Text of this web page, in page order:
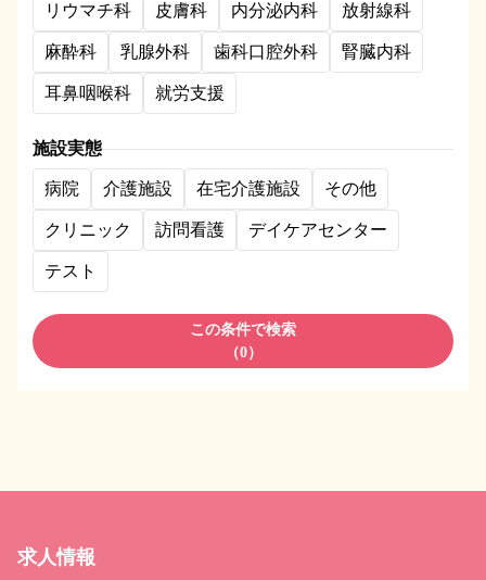
リウマチ科 皮膚科 内分泌内科 放射線科
麻酔科 乳腺外科 歯科口腔外科 腎臓内科
耳鼻咽喉科 就労支援
施設実態
病院 介護施設 在宅介護施設 その他
クリニック 訪問看護 デイケアセンター
テスト
この条件で検索
（0）
求人情報